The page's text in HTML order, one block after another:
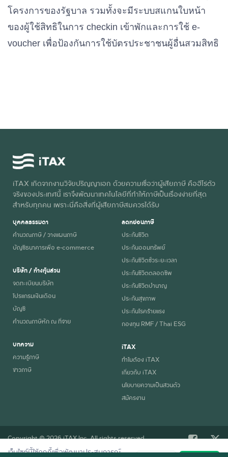
โครงการของรัฐบาล รวมทั้งจะมีระบบสแกนใบหน้า
ของผู้ใช้สิทธิในการ checkin เข้าพักและการใช้ e-
voucher เพื่อป้องกันการใช้บัตรประชาชนผู้อื่นสวมสิทธิ
iTAX เกิดจากงานวิจัยปริญญาเอก ด้วยความเชื่อว่าผู้เสียภาษี คือฮีโร่ตัว
จริงของประเทศนี้ เราจึงพัฒนาเทคโนโลยีที่ทำให้ภาษีเป็นเรื่องง่ายที่สุด
สำหรับทุกคน เพราะนี่คือสิ่งที่ผู้เสียภาษีสมควรได้รับ
บุคคลธรรมดา
คำนวณภาษี / วางแผนภาษี
บัญชีธนาคารเพื่อ e-commerce
บริษัท / ห้างหุ้นส่วน
จดทะเบียนบริษัท
โปรแกรมเงินเดือน
บัญชี
คำนวณภาษีหัก ณ ที่จ่าย
บทความ
ความรู้ภาษี
ข่าวภาษี
ลดหย่อนภาษี
ประกันชีวิต
ประกันออมทรัพย์
ประกันชีวิตชั่วระยะเวลา
ประกันชีวิตตลอดชีพ
ประกันชีวิตบำนาญ
ประกันสุขภาพ
ประกันโรคร้ายแรง
กองทุน RMF / Thai ESG
iTAX
ทำไมต้อง iTAX
เกี่ยวกับ iTAX
นโยบายความเป็นส่วนตัว
สมัครงาน
Copyright © 2026 iTAX Inc. All rights reserved.
เว็บไซต์นี้ใช้คุกกี้เพื่อพัฒนาประสบการณ์